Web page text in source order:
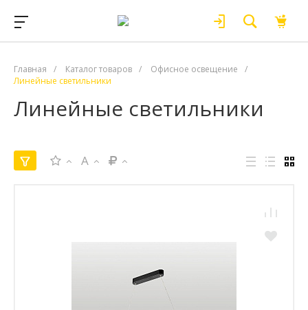
Главная / Каталог товаров / Офисное освещение
/
Линейные светильники
Линейные светильники
A